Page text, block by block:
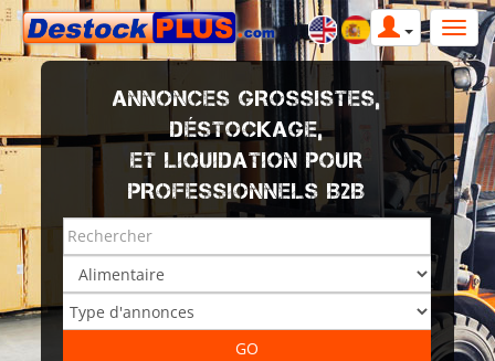
ANNONCES GROSSISTES,
DÉSTOCKAGE,
ET LIQUIDATION POUR
PROFESSIONNELS B2B